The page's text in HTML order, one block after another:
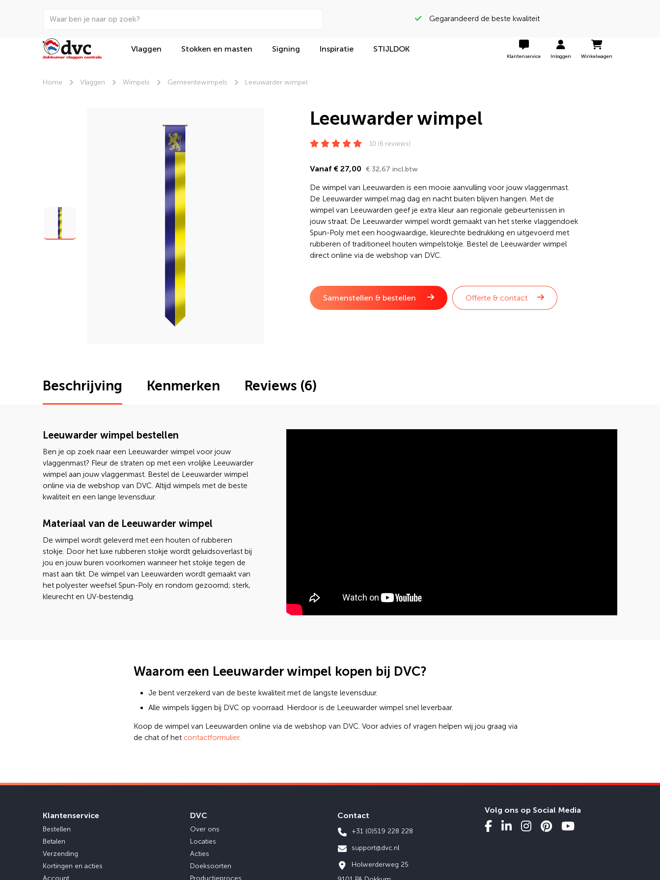
Vlaggen Stokken en masten Signing Inspiratie STIJLDOK
Klantenservice Inloggen Winkelwagen
Home Vlaggen Wimpels Gemeentewimpels Leeuwarder wimpel
Leeuwarder wimpel
10 (6 reviews)
Vanaf € 27,00 € 32,67 incl.btw
De wimpel van Leeuwarden is een mooie aanvulling voor jouw vlaggenmast.
De Leeuwarder wimpel mag dag en nacht buiten blijven hangen. Met de
wimpel van Leeuwarden geef je extra kleur aan regionale gebeurtenissen in
jouw straat. De Leeuwarder wimpel wordt gemaakt van het sterke vlaggendoek
Spun-Poly met een hoogwaardige, kleurechte bedrukking en uitgevoerd met
rubberen of traditioneel houten wimpelstokje. Bestel de Leeuwarder wimpel
direct online via de webshop van DVC.
Samenstellen & bestellen Offerte & contact
Beschrijving
Leeuwarder wimpel bestellen
Ben je op zoek naar een Leeuwarder wimpel voor jouw
vlaggenmast? Fleur de straten op met een vrolijke Leeuwarder
wimpel aan jouw vlaggenmast. Bestel de Leeuwarder wimpel
online via de webshop van DVC. Altijd wimpels met de beste
kwaliteit en een lange levensduur.
Materiaal van de Leeuwarder wimpel
De wimpel wordt geleverd met een houten of rubberen
stokje. Door het luxe rubberen stokje wordt geluidsoverlast bij
jou en jouw buren voorkomen wanneer het stokje tegen de
mast aan tikt. De wimpel van Leeuwarden wordt gemaakt van
het polyester weefsel Spun-Poly en rondom gezoomd; sterk,
kleurecht en UV-bestendig.
Kenmerken Reviews (6)
Waarom een Leeuwarder wimpel kopen bij DVC?
Je bent verzekerd van de beste kwaliteit met de langste levensduur.
Alle wimpels liggen bij DVC op voorraad. Hierdoor is de Leeuwarder wimpel snel leverbaar.
Koop de wimpel van Leeuwarden online via de webshop van DVC. Voor advies of vragen helpen wij jou graag via
de chat of het contactformulier.
Klantenservice
Bestellen
Betalen
Verzending
Kortingen en acties
Account
DVC
Over ons
Locaties
Acties
Doeksoorten
Productieproces
Contact
+31 (0)519 228 228
support@dvc.nl
Holwerderweg 25
Volg ons op Social Media